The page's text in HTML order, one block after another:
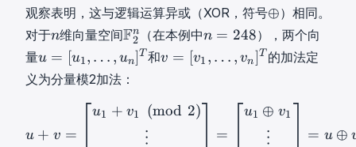
\
m
a
t
h
观察表明，这与逻辑运算异或（XOR，符号⊕
o
p
s
⊕）相同。
对于n
n维向量空间F
n
\
m
F2
n （在本例中n
2
8
n = 248），两个向
量u
=
[
1
u = [u1, … , un]T 和v
v
v = [v1 , … , vn]T 的加法定
义为分量模2加法：
u +v +v 1(mo
u + v =
u1 + v1 (mod 2)
⋮
=
u1 ⊕ v1
⋮ = u ⊕